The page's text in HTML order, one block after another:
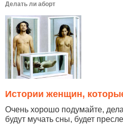
Делать ли аборт
Истории женщин,
Очень хорошо подумайте,
будут мучать сны, будет